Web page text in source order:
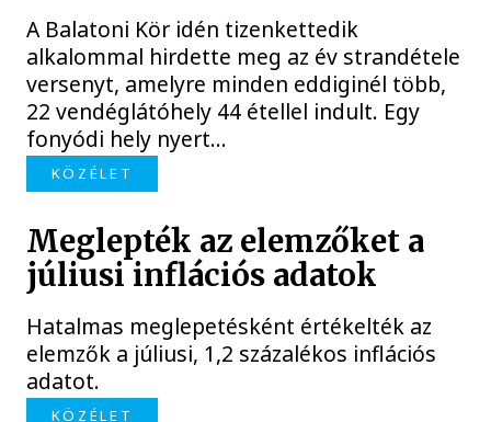
A Balatoni Kör idén tizenkettedik
alkalommal hirdette meg az év strandétele
versenyt, amelyre minden eddiginél több,
22 vendéglátóhely 44 étellel indult. Egy
fonyódi hely nyert...
KÖZÉLET
Meglepték az elemzőket a
júliusi inflációs adatok
Hatalmas meglepetésként értékelték az
elemzők a júliusi, 1,2 százalékos inflációs
adatot.
KÖZÉLET